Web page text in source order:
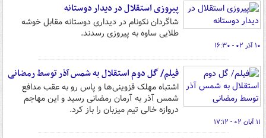
پیروزی استقلال در دیدار دوستانه
شاگردان نکونام در دیداری دوستانه مقابل خوشه
طلایی ساوه به پیروزی رسدند.
۱۰ آذر ۰۲ - ۱۶:۳۰
فیلم/ گل دوم استقلال به شمس آذر توسط رمضانی
اشتباه مهلک قزوینی‌ها و پاس رو به عقب مدافع
شمس آذر به آرمان رمضانی رسید و این مهاجم
دروازه خالی تیم میزبان را باز کرد.
۱۱ آبان ۰۲ - ۱۷:۱۲